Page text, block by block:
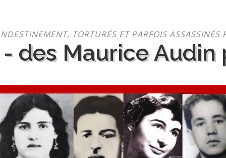
TORTURÉS ET PARFOIS ASSASSINÉS
des Maurice